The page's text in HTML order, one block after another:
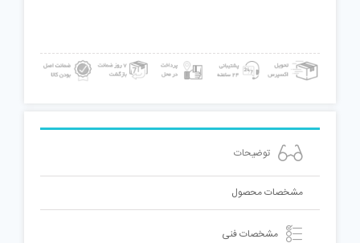
توضیحات
مشخصات محصول
مشخصات فنی